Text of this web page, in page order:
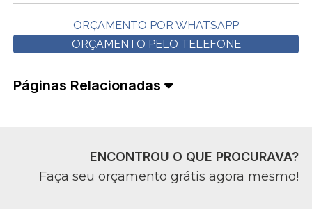
ORÇAMENTO POR WHATSAPP
ORÇAMENTO PELO TELEFONE
Páginas Relacionadas
ENCONTROU O QUE PROCURAVA?
Faça seu orçamento grátis agora mesmo!